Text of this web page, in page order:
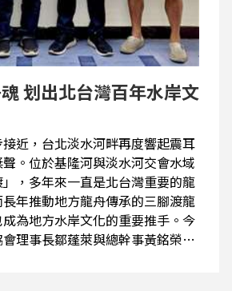
划出北台灣百年水岸文
近，台北淡水河畔再度響起震耳
。位於基隆河與淡水河交會水域
，多年來一直是北台灣重要的龍
年推動地方龍舟傳承的三腳渡龍
為地方水岸文化的重要推手。今
理事長鄒蓬萊與總幹事黃銘榮接